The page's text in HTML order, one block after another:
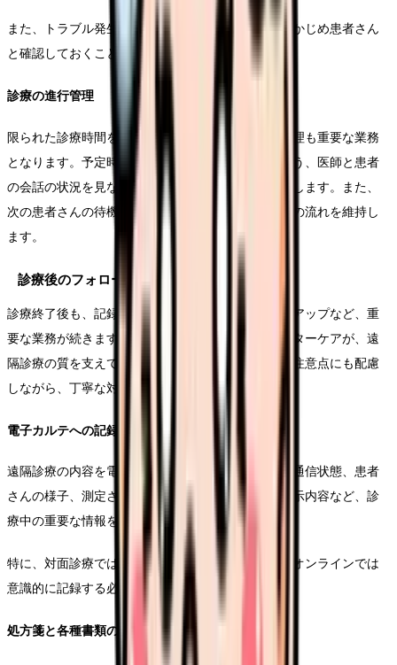
また、トラブル発生時の代替手段についても、あらかじめ患者さん
と確認しておくことが重要です。
診療の進行管理
限られた診療時間を効果的に活用するため、進行管理も重要な業務
となります。予定時間内に必要な診療が完了するよう、医師と患者
の会話の状況を見ながら、適切なタイミングで介入します。また、
次の患者さんの待機状況も把握し、スムーズな診療の流れを維持し
ます。
診療後のフォローアップ
診療終了後も、記録の管理や患者さんへのフォローアップなど、重
要な業務が続きます。確実な情報管理と適切なアフターケアが、遠
隔診療の質を支えています。オンライン診療特有の注意点にも配慮
しながら、丁寧な対応を心がけましょう。
電子カルテへの記録
遠隔診療の内容を電子カルテに正確に記録します。通信状態、患者
さんの様子、測定されたバイタルサイン、医師の指示内容など、診
療中の重要な情報を漏れなく記載します。
特に、対面診療では当たり前に確認できる情報も、オンラインでは
意識的に記録する必要があります。
処方箋と各種書類の管理